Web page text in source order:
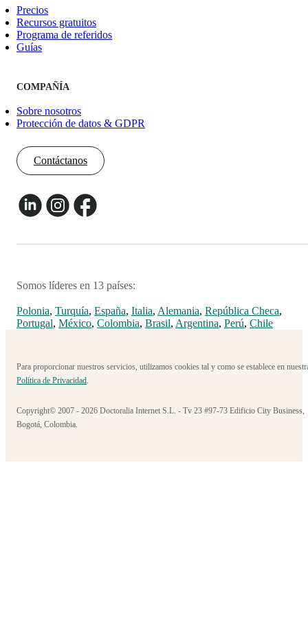
Precios
Recursos gratuitos
Programa de referidos
Guías
COMPAÑÍA
Sobre nosotros
Protección de datos & GDPR
Contáctanos
Somos líderes en 13 países:
Polonia, Turquía, España, Italia, Alemania, República Checa,
Portugal, México, Colombia, Brasil, Argentina, Perú, Chile
Para proporcionar nuestros servicios, utilizamos cookies tal y como se establece en
Política de Privacidad.
Copyright© 2007 - 2026 Doctoralia Internet S.L. - Tv 23 #97-73 Edificio City Business,
Bogotá, Colombia.